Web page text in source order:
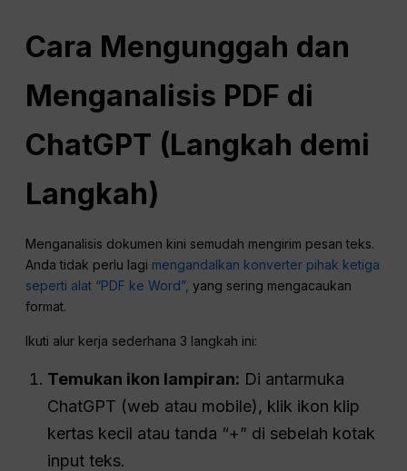
Cara Mengunggah dan
Menganalisis PDF di
ChatGPT (Langkah demi
Langkah)
Menganalisis dokumen kini semudah mengirim pesan teks.
Anda tidak perlu lagi mengandalkan konverter pihak ketiga
seperti alat “PDF ke Word”, yang sering mengacaukan
format.
Ikuti alur kerja sederhana 3 langkah ini:
Temukan ikon lampiran: Di antarmuka
ChatGPT (web atau mobile), klik ikon klip
kertas kecil atau tanda “+” di sebelah kotak
input teks.